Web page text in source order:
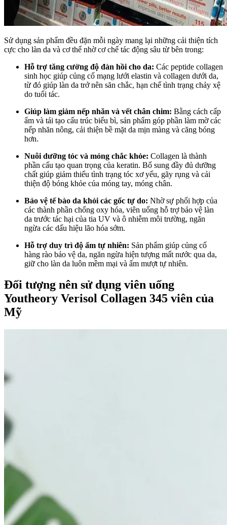
Sử dụng sản phẩm đều đặn mỗi ngày mang lại những cải thiện tích
cực cho làn da và cơ thể nhờ cơ chế tác động sâu từ bên trong:
Hỗ trợ tăng cường độ đàn hồi cho da: Các peptide collagen
sinh học giúp củng cố mạng lưới elastin và collagen dưới da,
từ đó giúp làn da trở nên săn chắc, hạn chế tình trạng chảy xệ
do tuổi tác.
Giúp làm giảm nếp nhăn và vết chân chim: Bằng cách cấp
ẩm và tái tạo cấu trúc biểu bì, sản phẩm góp phần làm mờ các
nếp nhăn nông, cải thiện bề mặt da mịn màng và căng bóng
hơn.
Nuôi dưỡng tóc và móng chắc khỏe: Collagen là thành
phần cấu tạo quan trọng của keratin. Bổ sung đầy đủ dưỡng
chất giúp giảm thiểu tình trạng tóc xơ yếu, gãy rụng và cải
thiện độ bóng khỏe của móng tay, móng chân.
Bảo vệ tế bào da khỏi các gốc tự do: Nhờ sự phối hợp của
các thành phần chống oxy hóa, viên uống hỗ trợ bảo vệ làn
da trước tác hại của tia UV và ô nhiễm môi trường, ngăn
ngừa các dấu hiệu lão hóa sớm.
Hỗ trợ duy trì độ ẩm tự nhiên: Sản phẩm giúp củng cố
hàng rào bảo vệ da, ngăn ngừa hiện tượng mất nước qua da,
giữ cho làn da luôn mềm mại và ẩm mượt tự nhiên.
Đối tượng nên sử dụng viên uống
Youtheory Verisol Collagen 345 viên của
Mỹ